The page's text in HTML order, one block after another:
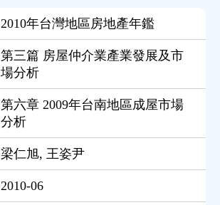
2010年台灣地區房地產年鑑
第三篇 房屋仲介業產業發展及市
場分析
第六章 2009年台南地區成屋市場
分析
梁仁旭, 王姿尹
2010-06